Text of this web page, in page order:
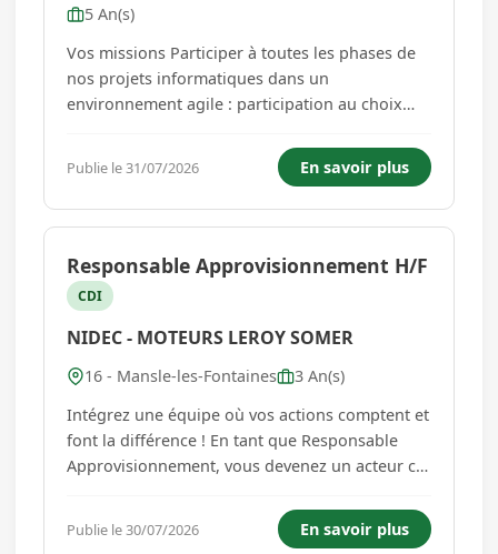
5 An(s)
Vos missions Participer à toutes les phases de
nos projets informatiques dans un
environnement agile : participation au choix
places des plateformes d'intégration et tests,
animation des daily meeting ainsi que des
démonstrations client...
Publie le 31/07/2026 En savoir plus
Responsable Approvisionnement H/F
CDI
NIDEC - MOTEURS LEROY SOMER
16 - Mansle-les-Fontaines
3 An(s)
Intégrez une équipe où vos actions comptent et
font la différence ! En tant que Responsable
Approvisionnement, vous devenez un acteur clé
mission ? Coordonner les flux liés aux stocks,
piloter les actions visant l'atteinte des objectifs
Publie le 30/07/2026 En savoir plus